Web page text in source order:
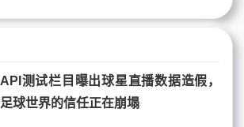
API测试栏目曝出球星直播数据造假，
足球世界的信任正在崩塌